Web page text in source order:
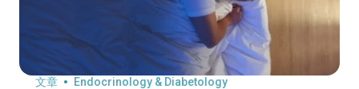
文章 Endocrinology & Diabetology